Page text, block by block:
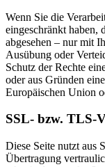
Wenn Sie die
eingeschränkt haben,
abgesehen – nur mit
Ausübung oder
Schutz der Rechte
oder aus Gründen
Europäischen Union
SSL- bzw. TLS-
Diese Seite nutzt aus
Übertragung